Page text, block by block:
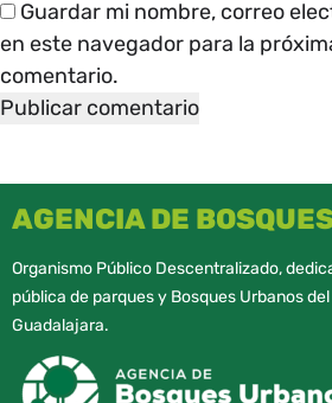
Guardar mi nombre, correo
en este navegador para la
comentario.
AGENCIA DE
Organismo Público Descentralizado,
pública de parques y Bosques Urbanos
Guadalajara.